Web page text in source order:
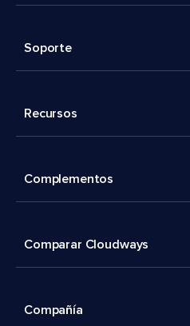
Soporte
Recursos
Complementos
Comparar Cloudways
Compañía